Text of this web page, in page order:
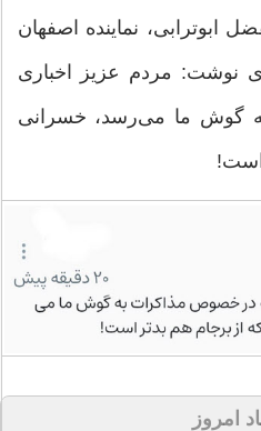
ابوترابی، نماینده اصفهان
نوشت: مردم عزیز اخباری
گوش ما می‌رسد، خسرانی
است!
امروز